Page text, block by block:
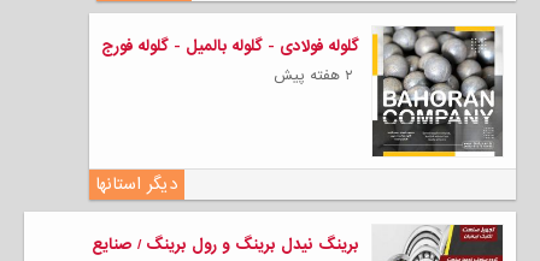
گلوله فولادی - گلوله بالمیل - گلوله فورج
۲ هفته پیش
دیگر استانها
برینگ نیدل برینگ و رول برینگ / صنایع